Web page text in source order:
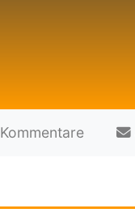
Kommentare